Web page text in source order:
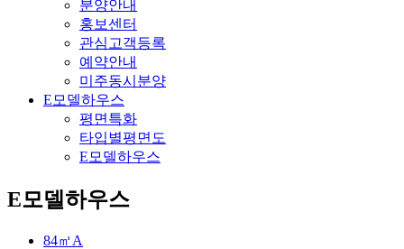
분양안내
홍보센터
관심고객등록
예약안내
미주동시분양
E모델하우스
평면특화
타입별평면도
E모델하우스
E모델하우스
84㎡A